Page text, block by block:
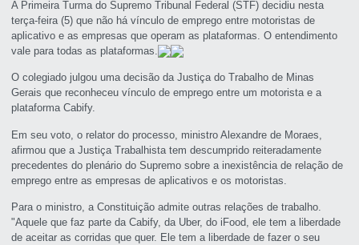
A Primeira Turma do Supremo Tribunal Federal (STF) decidiu nesta
terça-feira (5) que não há vínculo de emprego entre motoristas de
aplicativo e as empresas que operam as plataformas. O entendimento
vale para todas as plataformas.
O colegiado julgou uma decisão da Justiça do Trabalho de Minas
Gerais que reconheceu vínculo de emprego entre um motorista e a
plataforma Cabify.
Em seu voto, o relator do processo, ministro Alexandre de Moraes,
afirmou que a Justiça Trabalhista tem descumprido reiteradamente
precedentes do plenário do Supremo sobre a inexistência de relação de
emprego entre as empresas de aplicativos e os motoristas.
Para o ministro, a Constituição admite outras relações de trabalho.
"Aquele que faz parte da Cabify, da Uber, do iFood, ele tem a liberdade
de aceitar as corridas que quer. Ele tem a liberdade de fazer o seu